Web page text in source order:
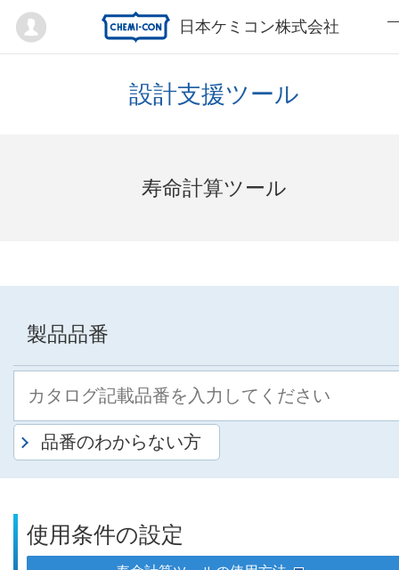
日本ケミコン株式会社
Mypage
設計支援ツール
寿命計算ツール
製品品番
品番のわからない方
使用条件の設定